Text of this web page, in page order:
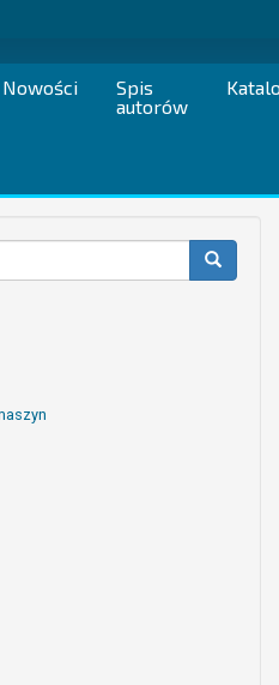
Nowości
Spis
autorów